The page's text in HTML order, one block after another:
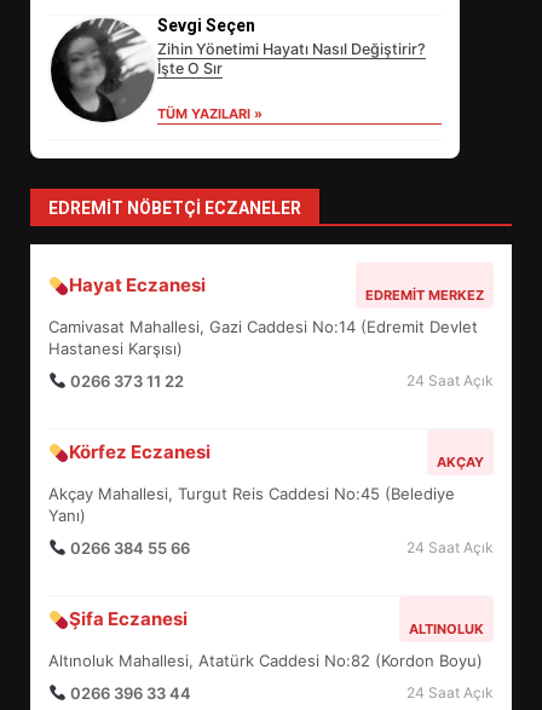
Sevgi Seçen
Zihin Yönetimi Hayatı Nasıl Değiştirir?
İşte O Sır
TÜM YAZILARI »
EDREMIT NÖBETÇI ECZANELER
Hayat Eczanesi EDREMIT MERKEZ
Camivasat Mahallesi, Gazi Caddesi No:14 (Edremit Devlet
Hastanesi Karşısı)
0266 373 11 22
24 Saat Açık
Körfez Eczanesi AKÇAY
Akçay Mahallesi, Turgut Reis Caddesi No:45 (Belediye
Yanı)
0266 384 55 66
24 Saat Açık
Şifa Eczanesi ALTINOLUK
Altınoluk Mahallesi, Atatürk Caddesi No:82 (Kordon Boyu)
0266 396 33 44
24 Saat Açık
EDREMİT’İN GURURU TÜRKİYE
FİNALİNDE NE BAŞARDI?
BALIKESİR MÜZELERİNDE SÜRE
UZATILDI: NE DEĞİŞTİ?
BURHANİYE SATRANÇ
TURNUVASI KAYITLARI NEYİ
DEĞİŞTİRİYOR?
BURHANİYE BELEDİYESPOR’DA
ŞEKİLLENDİ?
AYVALIK SU MİRASI İÇİN
HAREKETE GEÇİYOR: GÖZLER
BULUŞMADA